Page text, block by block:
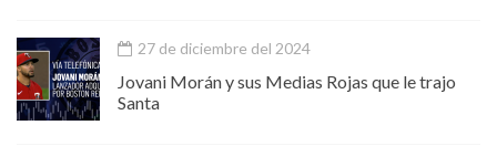
27 de diciembre del 2024
Jovani Morán y sus Medias Rojas que le trajo
Santa